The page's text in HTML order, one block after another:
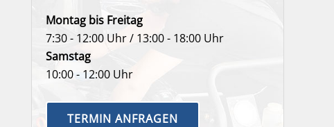
Montag bis Freitag
7:30 - 12:00 Uhr / 13:00 - 18:00 Uhr
Samstag
10:00 - 12:00 Uhr
TERMIN ANFRAGEN